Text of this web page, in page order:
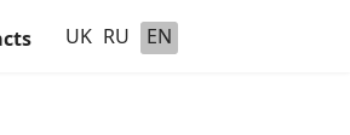
UK RU EN